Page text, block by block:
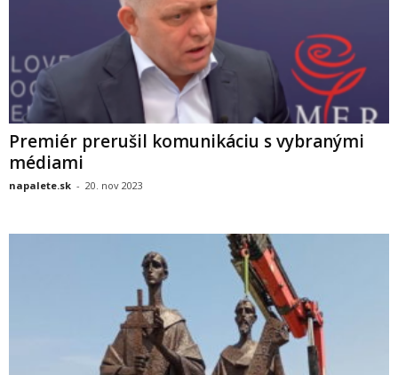
Premiér prerušil komunikáciu s vybranými
médiami
napalete.sk - 20. nov 2023